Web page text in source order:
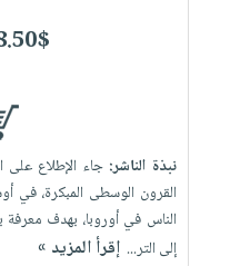
نبذة الناشر:جاء الإطلاع على
القرون الوسطى المبكرة، في
الناس في أوروبا، بهدف
إلى التر... إقرأ المزيد »